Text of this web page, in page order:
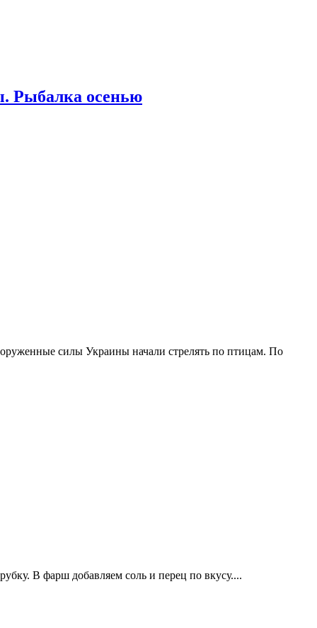
Рыбалка осенью
силы Украины начали стрелять по птицам. По
В фарш добавляем соль и перец по вкусу....